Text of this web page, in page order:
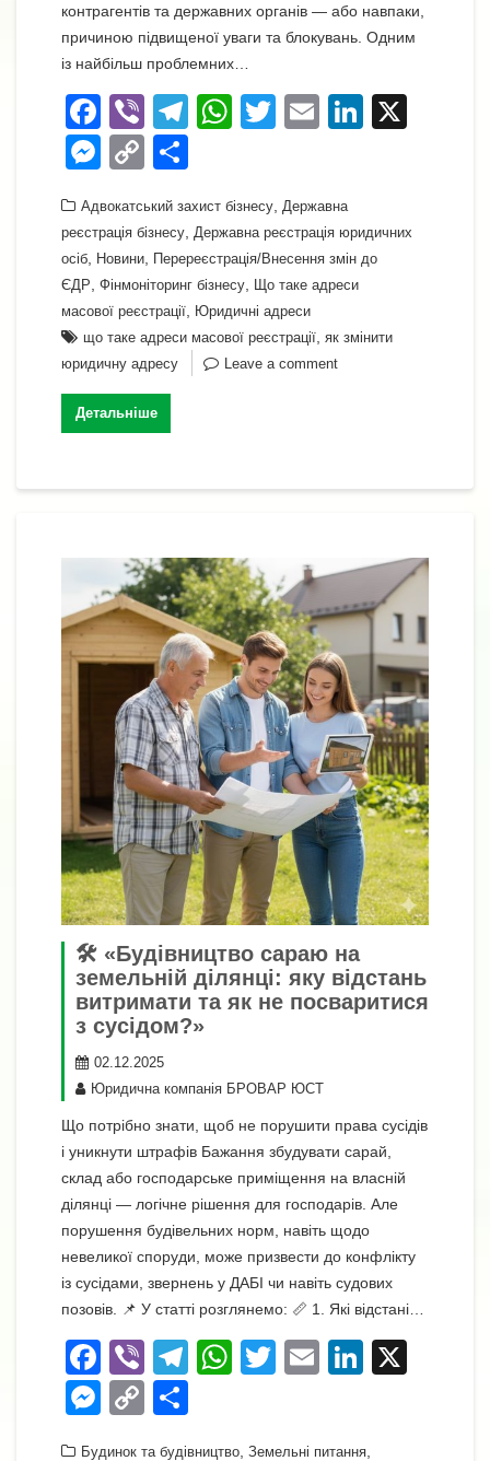
контрагентів та державних органів — або навпаки,
причиною підвищеної уваги та блокувань. Одним
із найбільш проблемних…
F
a
c
e
b
o
o
k
Vi
b
er
T
gr
a
m
W
s
A
p
p
T
er
E
Li
dI
M
ss
e
n
g
er
C
p
y
Li
n
k
ді
л
и
т
и
Адвокатський захист бізнесу Державна
реєстрація бізнесу Державна реєстрація юридичних
осіб Новини Перереєстрація/Внесення змін до
ЄДР Фінмоніторинг бізнесу Що таке адреси
масової реєстрації Юридичні адреси
що таке адреси масової реєстрації як змінити
юридичну адресу
Leave a comment
Детальніше
🛠️ «Будівництво сараю на
земельній ділянці: яку відстань
витримати та як не посваритися
з сусідом?»
02.12.2025
Юридична компанія БРОВАР ЮСТ
Що потрібно знати, щоб не порушити права сусідів
і уникнути штрафів Бажання збудувати сарай,
склад або господарське приміщення на власній
ділянці — логічне рішення для господарів. Але
порушення будівельних норм, навіть щодо
невеликої споруди, може призвести до конфлікту
із сусідами, звернень у ДАБІ чи навіть судових
позовів. 📌 У статті розглянемо: 📏 1. Які відстані…
F
a
c
Vi
b
er
T
W
T
E
Li
M
C
Будинок та будівництво Земельні питання